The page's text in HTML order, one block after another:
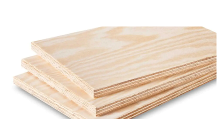
Tableros de Madera
Tablo calibrada